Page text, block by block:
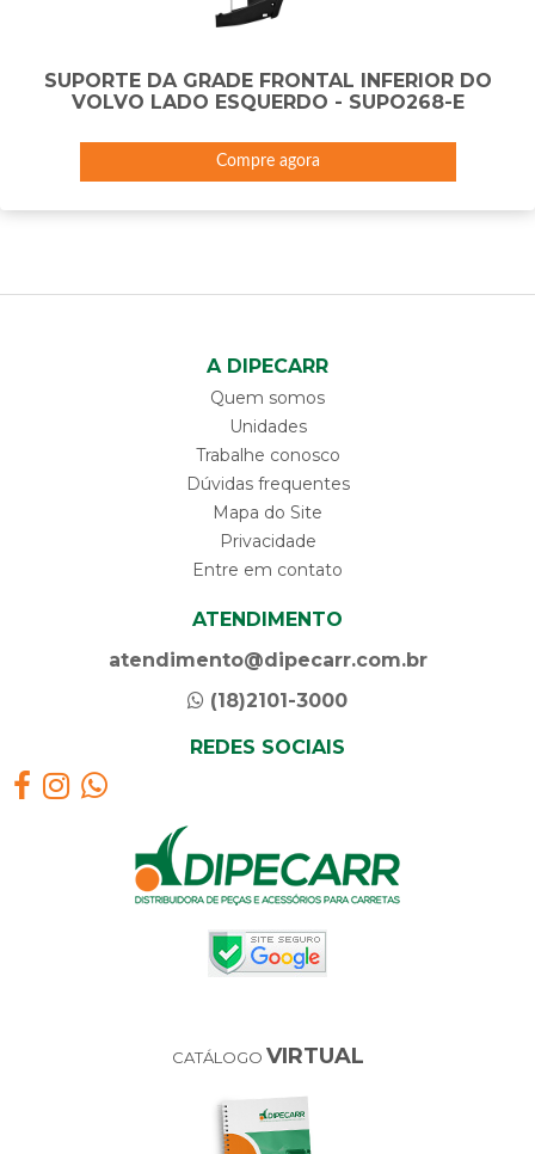
SUPORTE DA GRADE FRONTAL INFERIOR DO
VOLVO LADO ESQUERDO - SUPO268-E
Compre agora
A DIPECARR
Quem somos
Unidades
Trabalhe conosco
Dúvidas frequentes
Mapa do Site
Privacidade
Entre em contato
ATENDIMENTO
atendimento@dipecarr.com.br
(18)2101-3000
REDES SOCIAIS
CATÁLOGO VIRTUAL